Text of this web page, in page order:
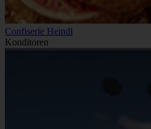
Confiserie Heindl
Konditoren